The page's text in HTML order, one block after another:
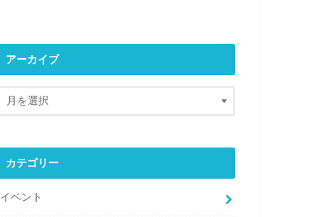
アーカイブ
カテゴリー
イベント